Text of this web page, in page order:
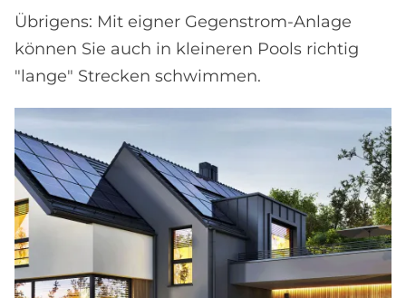
Übrigens: Mit eigner Gegenstrom-Anlage
können Sie auch in kleineren Pools richtig
"lange" Strecken schwimmen.